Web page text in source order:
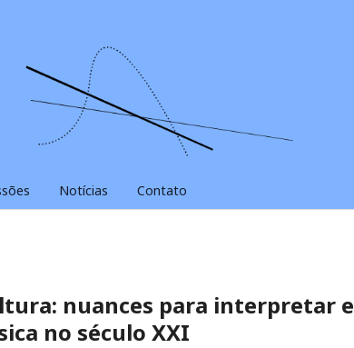
Notícias Contato
nuances para interpretar e
no século XXI